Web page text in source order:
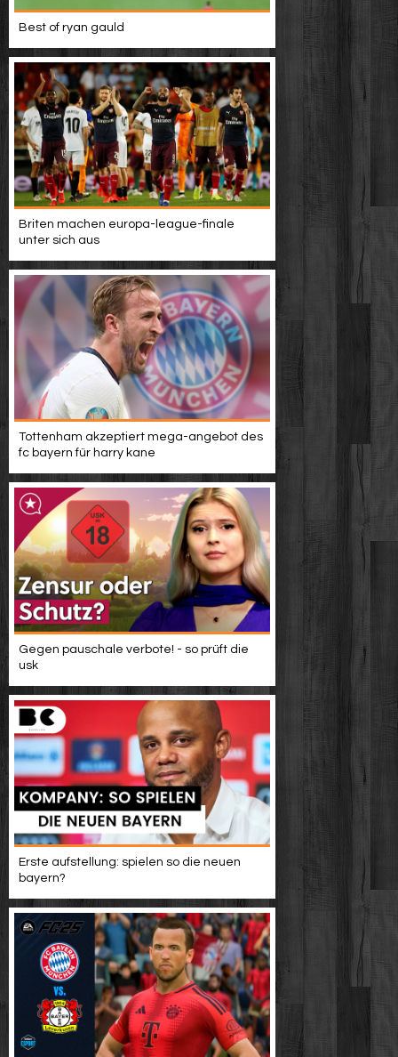
Best of ryan gauld
Briten machen europa-league-finale
unter sich aus
Tottenham akzeptiert mega-angebot des
fc bayern für harry kane
Gegen pauschale verbote! - so prüft die
usk
Erste aufstellung: spielen so die neuen
bayern?